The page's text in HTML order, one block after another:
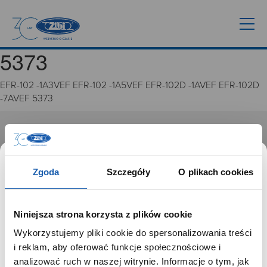
Zgoda Szczegóły O plikach cookies
Niniejsza strona korzysta z plików cookie
Wykorzystujemy pliki cookie do spersonalizowania treści
i reklam, aby oferować funkcje społecznościowe i
analizować ruch w naszej witrynie. Informacje o tym, jak
5373
EFR-102 -1A3VEF EFR-102 -1A5VEF EFR-102D -1AVEF EFR-102D
-7AVEF 5373
GRUPA ZIBI
Misja, wizja i wartości Grupy Zibi
Ważne daty
Zgoda na ciasteczka
PRODUKTYSZANOWNY UŻYTKOWNIKU,
SZANOWNA UŻYTKOWNICZKO